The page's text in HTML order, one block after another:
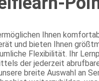
Ihnen
und bieten Ihnen
Flexibilität. Ihr
der jederzeit
breite Auswahl an